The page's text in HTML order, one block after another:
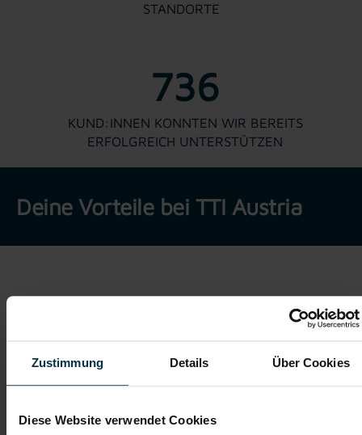
Zustimmung Details Über Cookies
Diese Website verwendet Cookies
STANDORTE
736
KUND:INNEN KONNTEN WIR BEREITS
ERFOLGREICH UNTERSTÜTZEN
Deine Vorteile bei TTI Austria